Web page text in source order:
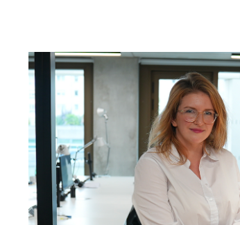
Planning
Stratégique
Ogilvy Paris
07/07/2025
Ogilvy Paris annonce l'arrivée
d'Eva Chapiteau en tant que
Directrice du Planning
Stratégique.
de
de
Ogilvy Paris
groupe
choisi
d'offres